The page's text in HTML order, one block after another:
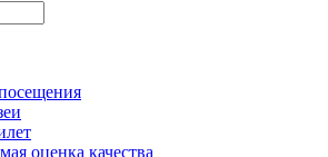
оценка качества